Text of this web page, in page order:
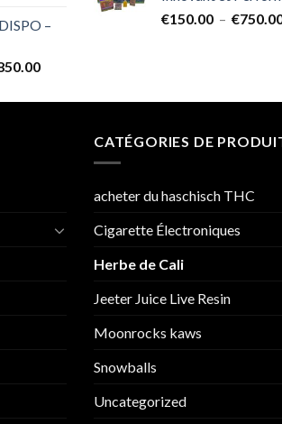
–
Plage
prix :
€150.00 – €
CATÉGORIES DE
acheter du haschisch THC
Cigarette Électroniques
Herbe de Cali
Jeeter Juice Live Resin
Moonrocks kaws
Snowballs
Uncategorized